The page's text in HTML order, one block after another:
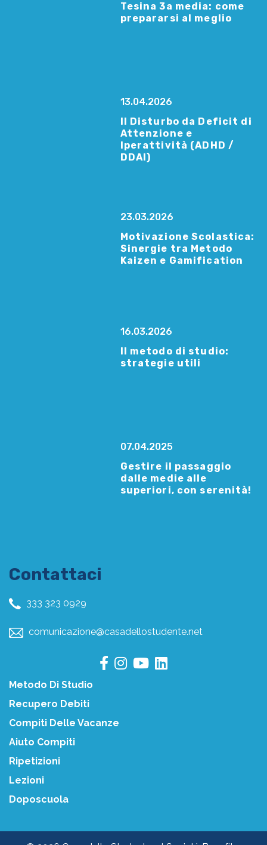
Tesina 3a media: come
prepararsi al meglio
13.04.2026
Il Disturbo da Deficit di
Attenzione e
Iperattività (ADHD /
DDAI)
23.03.2026
Motivazione Scolastica:
Sinergie tra Metodo
Kaizen e Gamification
16.03.2026
Il metodo di studio:
strategie utili
07.04.2025
Gestire il passaggio
dalle medie alle
superiori, con serenità!
Contattaci
333 323 0929
comunicazione@casadellostudente.net
Metodo Di Studio
Recupero Debiti
Compiti Delle Vacanze
Aiuto Compiti
Ripetizioni
Lezioni
Doposcuola